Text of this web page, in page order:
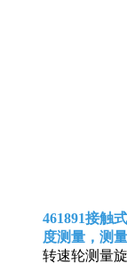
461891接触
度测量，测
转速轮测量